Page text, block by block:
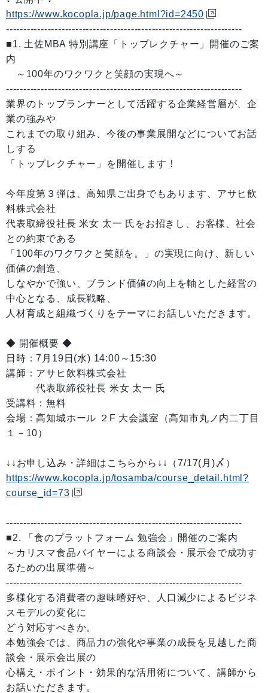
https://www.kocopla.jp/page.html?id=2450
--------------------------------------------------------------------
■1. 土佐MBA 特別講座「トップレクチャー」開催のご案
内
～100年のワクワクと笑顔の実現へ～
--------------------------------------------------------------------
業界のトップランナーとして活躍する企業経営層が、企
業の強みや
これまでの取り組み、今後の事業展開などについてお話
しする
「トップレクチャー」を開催します！
今年度第３弾は、高知県ご出身でもあります、アサヒ飲
料株式会社
代表取締役社長 米女 太一 氏をお招きし、お客様、社会
との約束である
「100年のワクワクと笑顔を。」の実現に向け、新しい
価値の創造、
しなやかで強い、ブランド価値の向上を軸とした経営の
中心となる、成長戦略、
人材育成と組織づくりをテーマにお話しいただきます。
◆ 開催概要 ◆
日時：7月19日(水) 14:00～15:30
講師：アサヒ飲料株式会社
代表取締役社長 米女 太一 氏
受講料：無料
会場：高知城ホール ２F 大会議室（高知市丸ノ内二丁目
１－10）
↓↓お申し込み・詳細はこちらから↓↓（7/17(月)〆）
https://www.kocopla.jp/tosamba/course_detail.html?
course_id=73
--------------------------------------------------------------------
■2. 「食のプラットフォーム 勉強会」開催のご案内
～カリスマ食品バイヤーによる商談会・展示会で成功す
るための出展準備～
--------------------------------------------------------------------
多様化する消費者の趣味嗜好や、人口減少によるビジネ
スモデルの変化に
どう対応すべきか。
本勉強会では、商品力の強化や事業の成長を見越した商
談会・展示会出展の
心構え・ポイント・効果的な活用術について、講師から
お話いただきます。